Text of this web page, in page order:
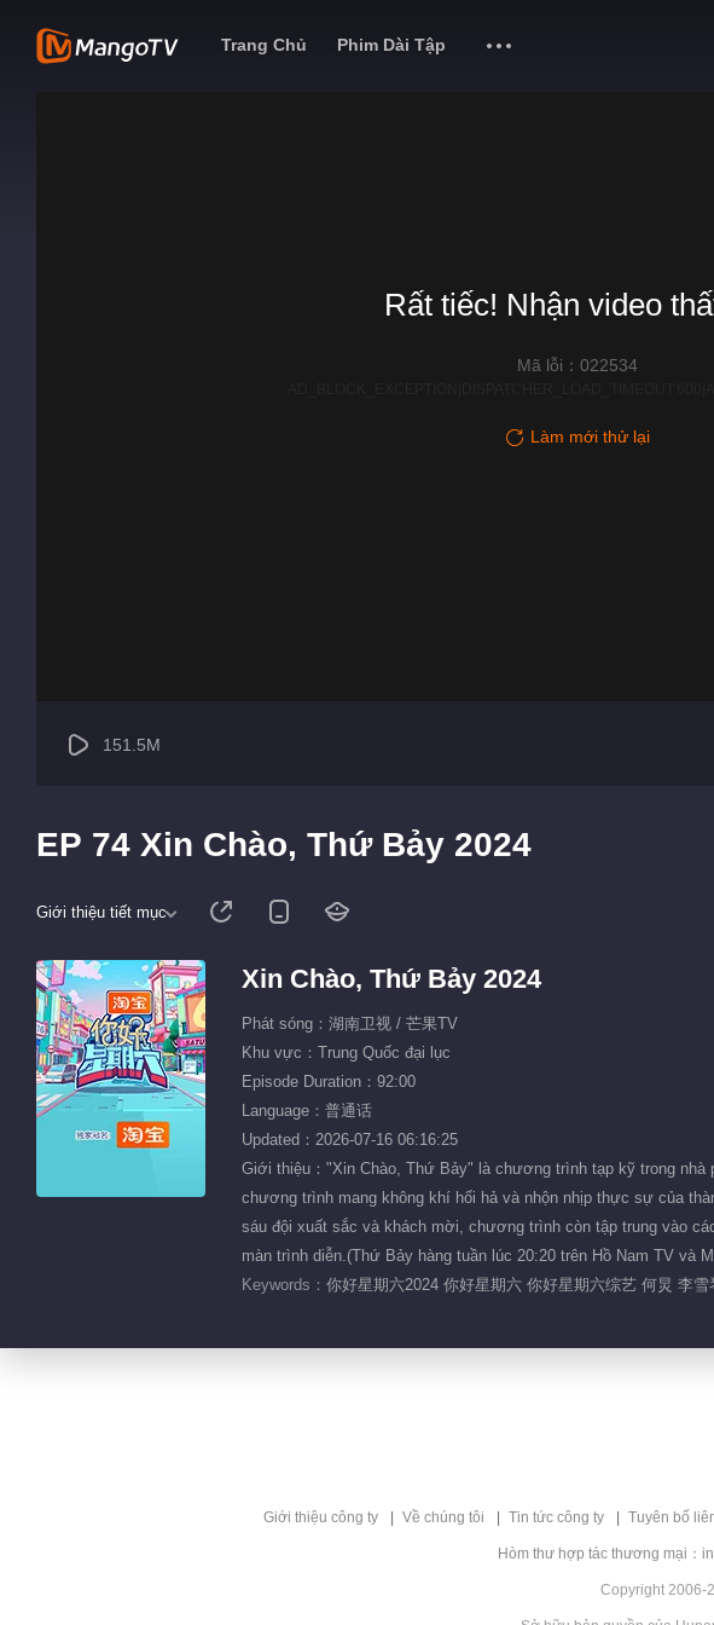
Trang Chủ Phim Dài Tập
Rất tiếc! Nhận video
Mã lỗi：022534
Làm mới thử lại
151.5M
EP 74 Xin Chào, Thứ Bảy 2024
Giới thiệu tiết mục
Xin Chào, Thứ Bảy 2024
Phát sóng：湖南卫视 / 芒果TV
Khu vực：Trung Quốc đại lục
Episode Duration：92:00
Language：普通话
Updated：2026-07-16 06:16:25
Giới thiệu："Xin Chào, Thứ Bảy" là chương trình tạp kỹ trong
chương trình mang không khí hối hả và nhộn nhịp thực sự của
sáu đội xuất sắc và khách mời, chương trình còn tập trung vào
màn trình diễn.(Thứ Bảy hàng tuần lúc 20:20 trên Hồ Nam TV và
Keywords： 你好星期六2024 你好星期六 你好星期六综艺 何炅 李
Giới thiệu công ty Về chúng tôi Tin tức công ty Tuyên bố
Hòm thư hợp tác thương mại：
Copyright 2006-